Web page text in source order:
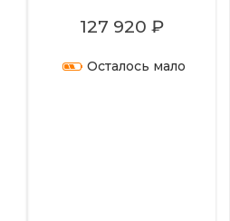
127 920 ₽
Осталось мало